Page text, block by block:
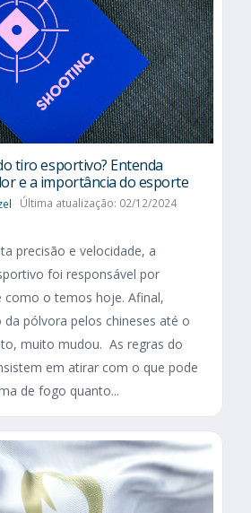
tiro esportivo? Entenda
e a importância do esporte
Última atualização: 02/12/2024
precisão e velocidade, a
foi responsável por
o temos hoje. Afinal,
da pólvora pelos chineses até o
muito mudou. As regras do
em atirar com o que pode
de fogo quanto...